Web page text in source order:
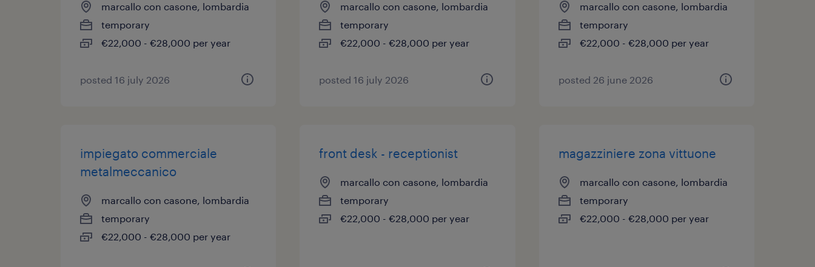
marcallo con casone, lombardia
temporary
€22,000 - €28,000 per year
posted 16 july 2026
marcallo con casone, lombardia
temporary
€22,000 - €28,000 per year
posted 16 july 2026
marcallo con casone, lombardia
temporary
€22,000 - €28,000 per year
posted 26 june 2026
impiegato commerciale
metalmeccanico
marcallo con casone, lombardia
temporary
€22,000 - €28,000 per year
front desk - receptionist
marcallo con casone, lombardia
temporary
€22,000 - €28,000 per year
magazziniere zona vittuone
marcallo con casone, lombardia
temporary
€22,000 - €28,000 per year